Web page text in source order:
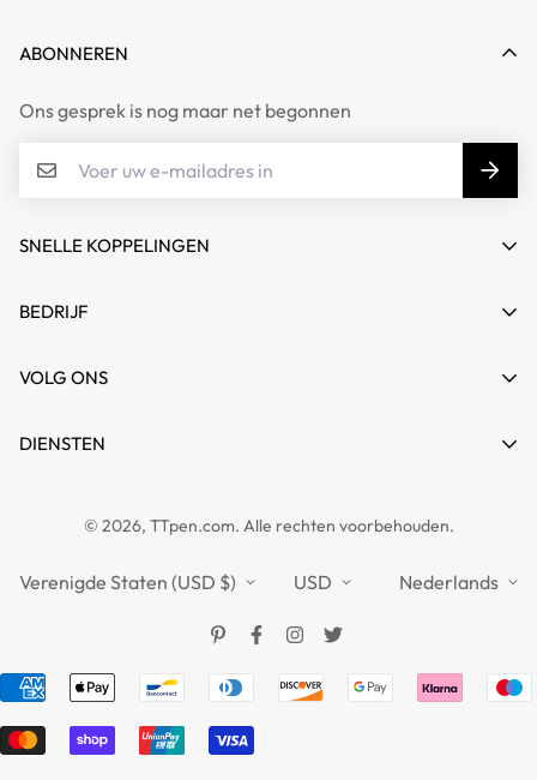
ABONNEREN
Ons gesprek is nog maar net begonnen
SNELLE KOPPELINGEN
Mijn rekening
Verlanglijst
BEDRIJF
Over ons
Veelgestelde vragen
VOLG ONS
Nieuws
TTPEN VK
DIENSTEN
Verzendbeleid
© 2026, TTpen.com. Alle rechten voorbehouden.
Verenigde Staten (USD $) USD Nederlands